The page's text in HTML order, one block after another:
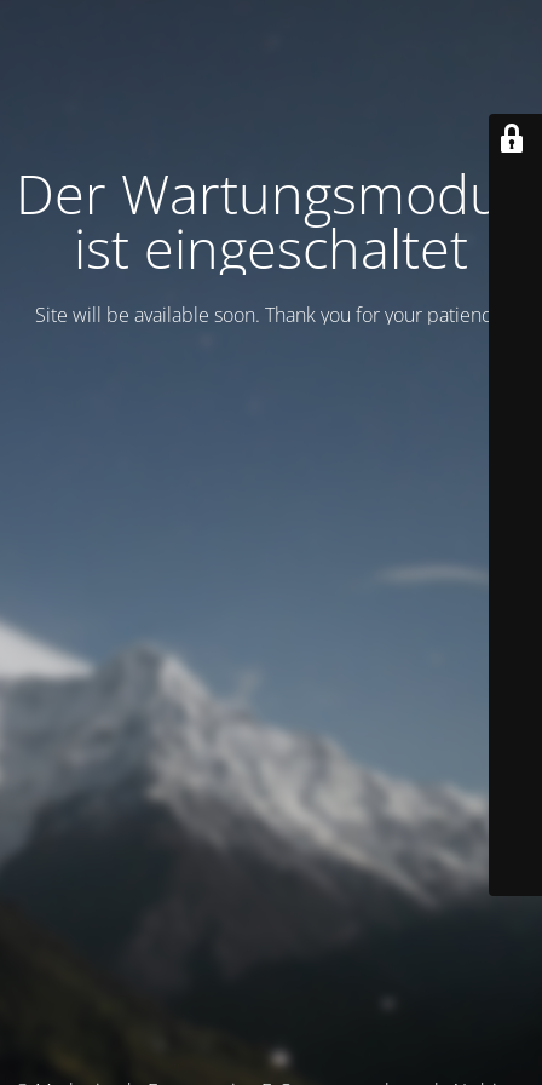
Der Wartungsmodus
ist eingeschaltet
Site will be available soon. Thank you for your patience!